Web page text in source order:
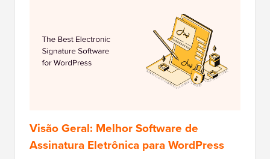
Visão Geral: Melhor Software de
Assinatura Eletrônica para WordPress